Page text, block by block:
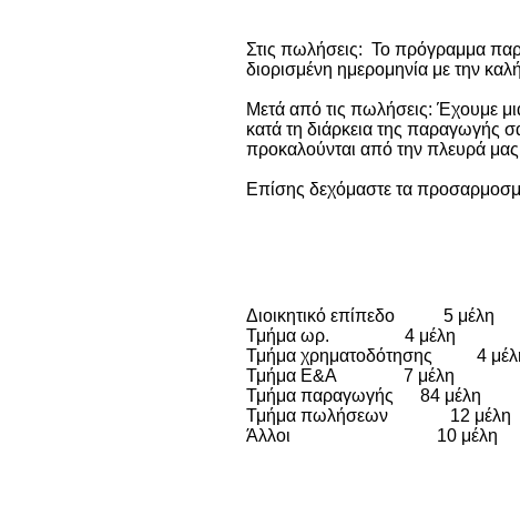
Στις πωλήσεις: Το πρόγραμμα
διορισμένη ημερομηνία με την
Μετά από τις πωλήσεις: Έχουμε
κατά τη διάρκεια της παραγωγής
προκαλούνται από την πλευρά
Επίσης δεχόμαστε τα
Διοικητικό επίπεδο 5 μέλη
Τμήμα ωρ. 4 μέλη
Τμήμα χρηματοδότησης 4
Τμήμα Ε&Α 7 μέλη
Τμήμα παραγωγής 84 μέλη
Τμήμα πωλήσεων 12 μέλη
Άλλοι 10 μέλη